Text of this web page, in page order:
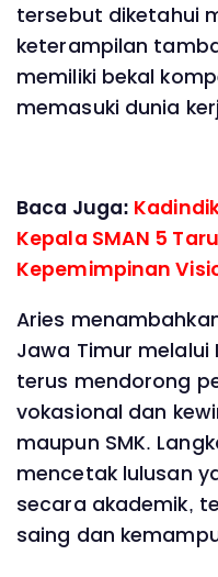
tersebut diketahui
keterampilan
memiliki bekal
memasuki dunia
Baca Juga:
Kepala SMAN 5
Kepemimpinan
Aries
Jawa Timur melalui
terus mendorong
vokasional dan
maupun SMK.
mencetak lulusan
secara akademik,
saing dan